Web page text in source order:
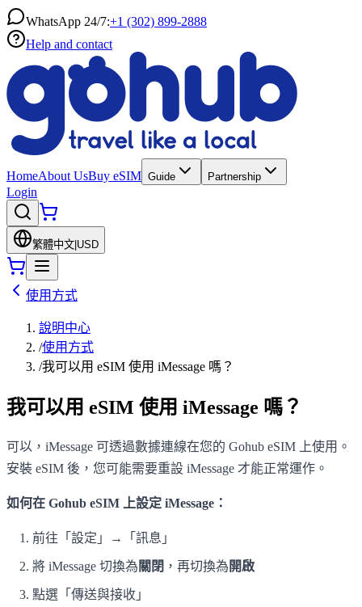
WhatsApp 24/7:+1 (302) 899-2888
Help and contact
HomeAbout UsBuy eSIM Guide Partnership
Login
繁體中文 USD
使用方式
說明中心
/使用方式
/我可以用 eSIM 使用 iMessage 嗎？
我可以用 eSIM 使用 iMessage 嗎？
可以，iMessage 可透過數據連線在您的 Gohub eSIM 上使用。
安裝 eSIM 後，您可能需要重設 iMessage 才能正常運作。
如何在 Gohub eSIM 上設定 iMessage：
前往「設定」→「訊息」
將 iMessage 切換為 關閉 ，再切換為 開啟
點選「傳送與接收」